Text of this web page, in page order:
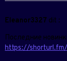
Eleanor3327 dit :
Последние
https://